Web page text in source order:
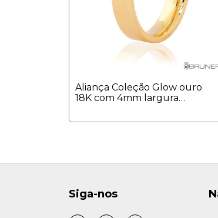
Aliança Coleção Glow ouro
18K com 4mm largura
Siga-nos